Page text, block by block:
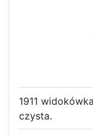
1911
czysta.